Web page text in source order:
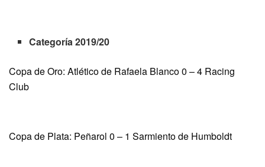
Categoría 2019/20
Copa de Oro: Atlético de Rafaela Blanco 0 – 4 Racing
Club
Copa de Plata: Peñarol 0 – 1 Sarmiento de Humboldt